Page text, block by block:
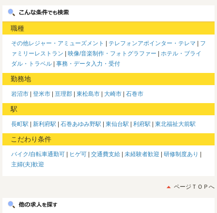
職種
その他レジャー・アミューズメント テレフォンアポインター・テレマ
フ
ァミリーレストラン
映像/音楽制作・フォトグラファー
ホテル・ブライ
ダル・トラベル
事務・データ入力・受付
勤務地
岩沼市 登米市 亘理郡 東松島市 大崎市 石巻市
駅
長町駅 新利府駅 石巻あゆみ野駅 東仙台駅 利府駅 東北福祉大前駅
こだわり条件
バイク/自転車通勤可 ヒゲ可 交通費支給 未経験者歓迎
研修制度あり
主婦(夫)歓迎
ページＴＯＰへ